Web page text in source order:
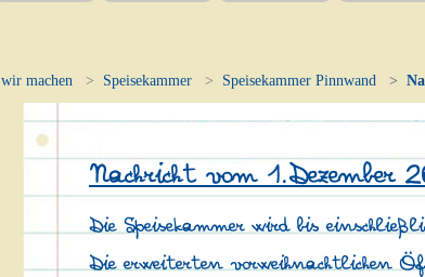
machen Speisekammer Speisekammer Pinnwand
Nachricht vom 1.Dezember
Die Speisekammer wird bis
Die erweiterten vorweihnachtlichen